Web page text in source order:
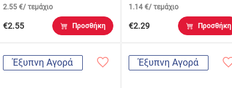
2.55 €/ τεμάχιο
€2.55 Προσθήκη
1.14 €/ τεμάχιο
€2.29 Προσθήκη
Έξυπνη Αγορά Έξυπνη Αγορά